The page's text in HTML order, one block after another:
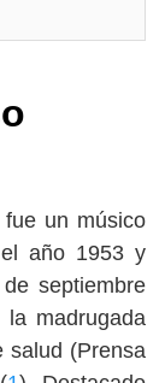
fue un músico
año 1953 y
septiembre
madrugada
salud (Prensa